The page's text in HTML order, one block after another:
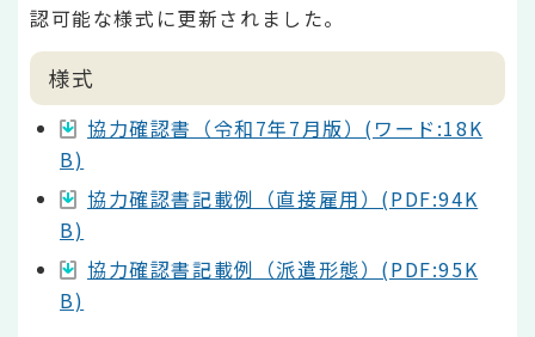
認可能な様式に更新されました。
様式
協力確認書（令和7年7月版）(ワード:18K
B)
協力確認書記載例（直接雇用）(PDF:94K
B)
協力確認書記載例（派遣形態）(PDF:95K
B)